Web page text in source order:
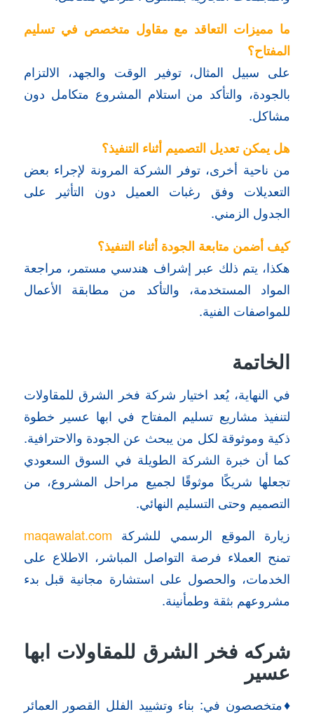
ما مميزات التعاقد مع مقاول متخصص في تسليم
المفتاح؟
على سبيل المثال، توفير الوقت والجهد، الالتزام
بالجودة، والتأكد من استلام المشروع متكامل دون
مشاكل.
هل يمكن تعديل التصميم أثناء التنفيذ؟
من ناحية أخرى، توفر الشركة المرونة لإجراء بعض
التعديلات وفق رغبات العميل دون التأثير على
الجدول الزمني.
كيف أضمن متابعة الجودة أثناء التنفيذ؟
هكذا، يتم ذلك عبر إشراف هندسي مستمر، مراجعة
المواد المستخدمة، والتأكد من مطابقة الأعمال
للمواصفات الفنية.
الخاتمة
في النهاية، يُعد اختيار شركة فخر الشرق للمقاولات
لتنفيذ مشاريع تسليم المفتاح في ابها عسير خطوة
ذكية وموثوقة لكل من يبحث عن الجودة والاحترافية.
كما أن خبرة الشركة الطويلة في السوق السعودي
تجعلها شريكًا موثوقًا لجميع مراحل المشروع، من
التصميم وحتى التسليم النهائي.
زيارة الموقع الرسمي للشركة maqawalat.com
تمنح العملاء فرصة التواصل المباشر، الاطلاع على
الخدمات، والحصول على استشارة مجانية قبل بدء
مشروعهم بثقة وطمأنينة.
شركه فخر الشرق للمقاولات ابها
عسير
♦️متخصصون في: بناء وتشييد الفلل القصور العمائر